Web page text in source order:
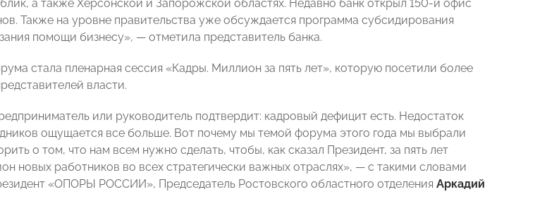
а также Херсонской и Запорожской областях. Недавно банк открыл 150-й офис
Также на уровне правительства уже обсуждается программа субсидирования
помощи бизнесу», — отметила представитель банка.
стала пленарная сессия «Кадры. Миллион за пять лет», которую посетили более
власти.
или руководитель подтвердит: кадровый дефицит есть. Недостаток
ощущается все больше. Вот почему мы темой форума этого года мы выбрали
о том, что нам всем нужно сделать, чтобы, как сказал Президент, за пять лет
новых работников во всех стратегически важных отраслях», — с такими словами
«ОПОРЫ РОССИИ», Председатель Ростовского областного отделения Аркадий